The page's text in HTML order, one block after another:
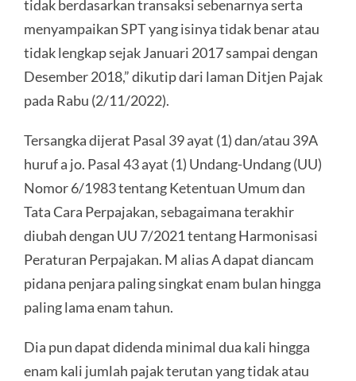
tidak berdasarkan transaksi sebenarnya serta
menyampaikan SPT yang isinya tidak benar atau
tidak lengkap sejak Januari 2017 sampai dengan
Desember 2018,” dikutip dari laman Ditjen Pajak
pada Rabu (2/11/2022).
Tersangka dijerat Pasal 39 ayat (1) dan/atau 39A
huruf a jo. Pasal 43 ayat (1) Undang-Undang (UU)
Nomor 6/1983 tentang Ketentuan Umum dan
Tata Cara Perpajakan, sebagaimana terakhir
diubah dengan UU 7/2021 tentang Harmonisasi
Peraturan Perpajakan. M alias A dapat diancam
pidana penjara paling singkat enam bulan hingga
paling lama enam tahun.
Dia pun dapat didenda minimal dua kali hingga
enam kali jumlah pajak terutan yang tidak atau